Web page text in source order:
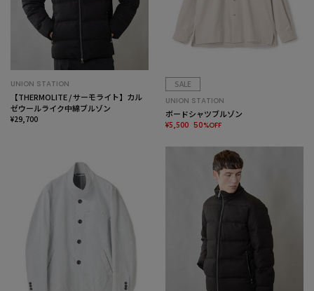
UNION STATION
【THERMOLITE / サーモライト】カル
ゼウールライク中綿ブルゾン
¥29,700
SALE
UNION STATION
ボードシャツブルゾン
¥5,500 50%OFF